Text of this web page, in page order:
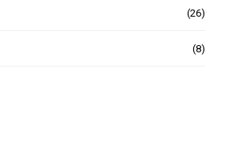
(26)
(8)